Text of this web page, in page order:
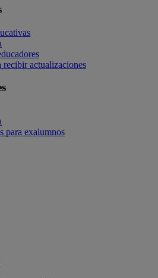
recibir actualizaciones
para exalumnos